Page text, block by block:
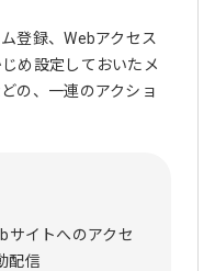
登録、Webアクセス
め設定しておいたメ
の、一連のアクショ
サイトへのアクセ
配信